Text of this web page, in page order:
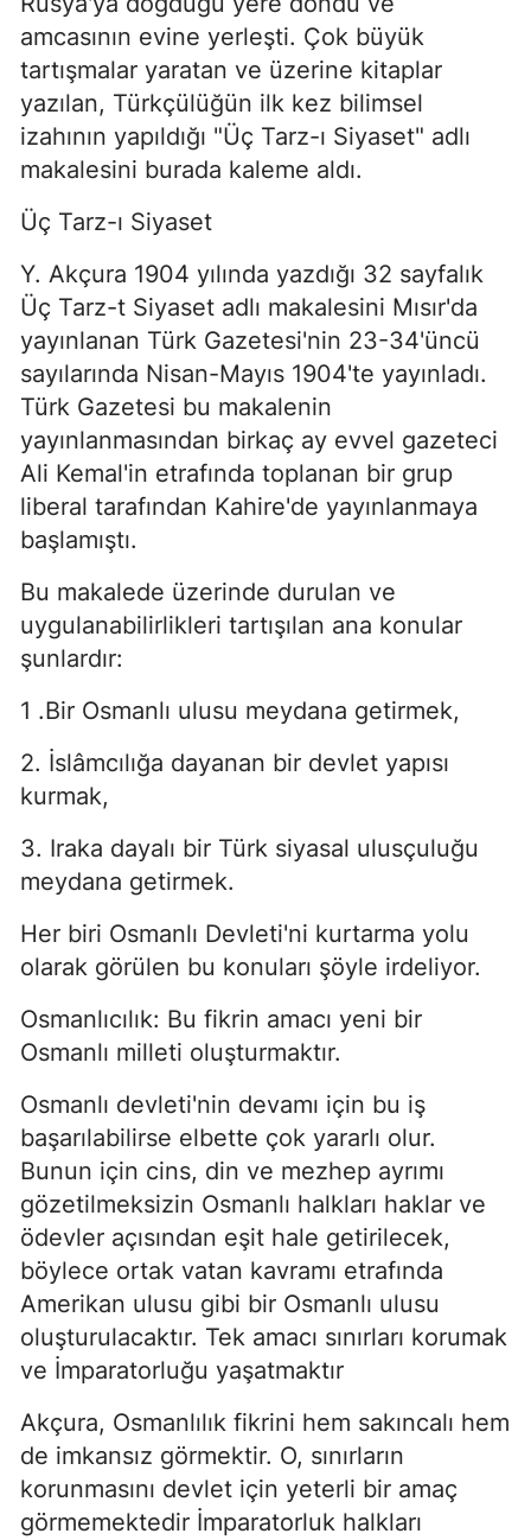
amcasının evine yerleşti. Çok büyük
tartışmalar yaratan ve üzerine kitaplar
yazılan, Türkçülüğün ilk kez bilimsel
izahının yapıldığı "Üç Tarz-ı Siyaset" adlı
makalesini burada kaleme aldı.
Üç Tarz-ı Siyaset
Y. Akçura 1904 yılında yazdığı 32 sayfalık
Üç Tarz-t Siyaset adlı makalesini Mısır'da
yayınlanan Türk Gazetesi'nin 23-34'üncü
sayılarında Nisan-Mayıs 1904'te yayınladı.
Türk Gazetesi bu makalenin
yayınlanmasından birkaç ay evvel gazeteci
Ali Kemal'in etrafında toplanan bir grup
liberal tarafından Kahire'de yayınlanmaya
başlamıştı.
Bu makalede üzerinde durulan ve
uygulanabilirlikleri tartışılan ana ko­nular
şunlardır:
1 .Bir Osmanlı ulusu meydana getirmek,
2. İslâmcılığa dayanan bir devlet yapısı
kurmak,
3. Iraka dayalı bir Türk siyasal ulusçuluğu
meydana getirmek.
Her biri Osmanlı Devleti'ni kurtarma yolu
olarak görülen bu konuları şöyle irdeliyor.
Osmanlıcılık: Bu fikrin amacı yeni bir
Osmanlı milleti oluşturmaktır.
Osmanlı devleti'nin devamı için bu iş
başarılabilirse elbette çok yararlı olur.
Bunun için cins, din ve mezhep ayrımı
gözetilmeksizin Osmanlı halkları haklar ve
ödevler açısından eşit hale getirilecek,
böylece ortak vatan kavramı etrafında
Amerikan ulusu gibi bir Osmanlı ulusu
oluşturulacaktır. Tek amacı sınırları korumak
ve İmparatorluğu yaşatmaktır
Akçura, Osmanlılık fikrini hem sakıncalı hem
de imkansız görmektir. O, sınırların
korunmasını devlet için yeterli bir amaç
görmemektedir İmparatorluk halkları